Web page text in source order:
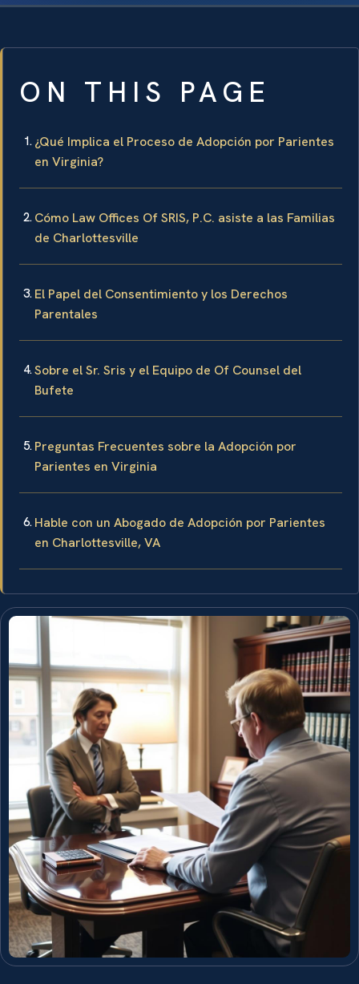
ON THIS PAGE
¿Qué Implica el Proceso de Adopción por Parientes
en Virginia?
Cómo Law Offices Of SRIS, P.C. asiste a las Familias
de Charlottesville
El Papel del Consentimiento y los Derechos
Parentales
Sobre el Sr. Sris y el Equipo de Of Counsel del
Bufete
Preguntas Frecuentes sobre la Adopción por
Parientes en Virginia
Hable con un Abogado de Adopción por Parientes
en Charlottesville, VA